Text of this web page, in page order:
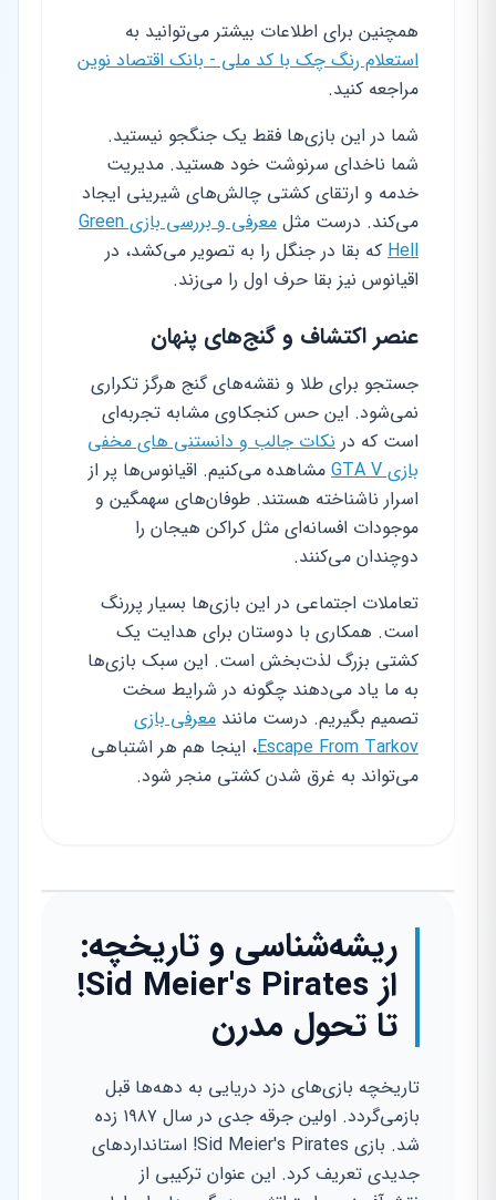
همچنین برای اطلاعات بیشتر می‌توانید به
استعلام رنگ چک با کد ملی - بانک اقتصاد نوین
مراجعه کنید.
شما در این بازی‌ها فقط یک جنگجو نیستید.
شما ناخدای سرنوشت خود هستید. مدیریت
خدمه و ارتقای کشتی چالش‌های شیرینی ایجاد
می‌کند. درست مثل
معرفی و بررسی بازی Green
Hell که بقا در جنگل را به تصویر می‌کشد، در
اقیانوس نیز بقا حرف اول را می‌زند.
عنصر اکتشاف و گنج‌های پنهان
جستجو برای طلا و نقشه‌های گنج هرگز تکراری
نمی‌شود. این حس کنجکاوی مشابه تجربه‌ای
است که در نکات جالب و دانستنی های مخفی
بازی GTA V
مشاهده می‌کنیم. اقیانوس‌ها پر از
اسرار ناشناخته هستند. طوفان‌های سهمگین و
موجودات افسانه‌ای مثل کراکن هیجان را
دوچندان می‌کنند.
تعاملات اجتماعی در این بازی‌ها بسیار پررنگ
است. همکاری با دوستان برای هدایت یک
کشتی بزرگ لذت‌بخش است. این سبک بازی‌ها
به ما یاد می‌دهند چگونه در شرایط سخت
تصمیم بگیریم. درست مانند معرفی بازی
Escape From Tarkov، اینجا هم هر اشتباهی
می‌تواند به غرق شدن کشتی منجر شود.
ریشه‌شناسی و تاریخچه:
از Sid Meier's Pirates!
تا تحول مدرن
تاریخچه بازی‌های دزد دریایی به دهه‌ها قبل
بازمی‌گردد. اولین جرقه جدی در سال ۱۹۸۷ زده
شد. بازی Sid Meier's Pirates! استانداردهای
جدیدی تعریف کرد. این عنوان ترکیبی از